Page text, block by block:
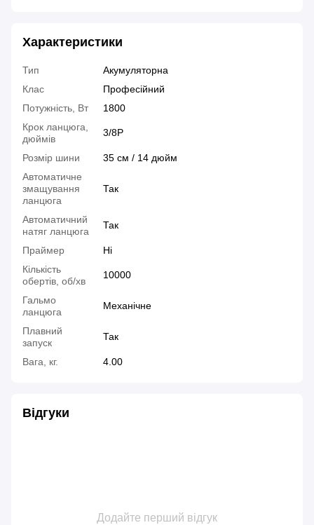
Характеристики
Тип
Акумуляторна
Клас
Професійний
Потужність, Вт
1800
Крок ланцюга,
дюймів
3/8P
Розмір шини
35 см / 14 дюйм
Автоматичне
змащування
ланцюга
Так
Автоматичний
натяг ланцюга
Так
Праймер
Ні
Кількість
обертів, об/хв
10000
Гальмо
ланцюга
Механічне
Плавний
запуск
Так
Вага, кг. 4.00
Відгуки
Додайте перший відгук